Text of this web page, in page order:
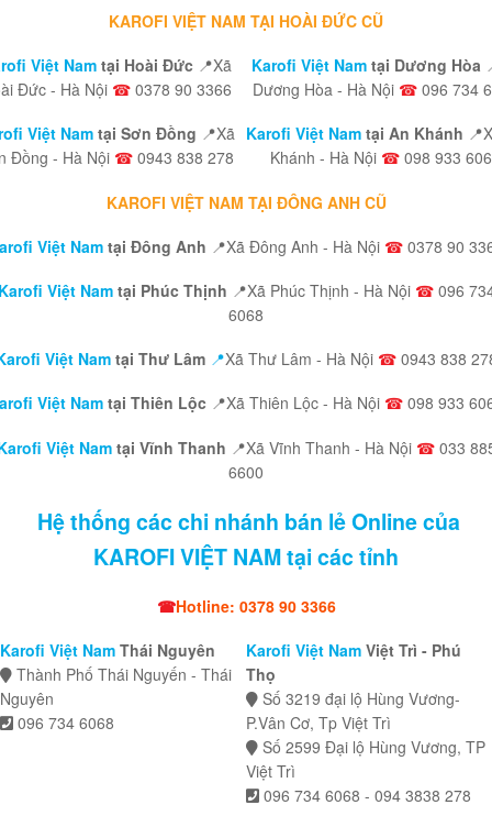
KAROFI VIỆT NAM TẠI HOÀI ĐỨC CŨ
Việt Nam tại Hoài Đức 📍Xã
Đức - Hà Nội ☎ 0378 90 3366
Karofi Việt Nam tại Dương Hòa
Dương Hòa - Hà Nội ☎ 096 734
Việt Nam tại Sơn Đồng 📍Xã
Đồng - Hà Nội ☎ 0943 838 278
Karofi Việt Nam tại An Khánh
Khánh - Hà Nội ☎ 098 933
KAROFI VIỆT NAM TẠI ĐÔNG ANH CŨ
Việt Nam tại Đông Anh 📍Xã Đông Anh - Hà Nội ☎ 0378 90
Việt Namtại Phúc Thịnh 📍Xã Phúc Thịnh - Hà Nội ☎096
6068
Việt Namtại Thư Lâm 📍Xã Thư Lâm - Hà Nội ☎ 0943 838
Việt Nam tại Thiên Lộc 📍Xã Thiên Lộc - Hà Nội ☎ 098 933
Việt Namtại Vĩnh Thanh 📍Xã Vĩnh Thanh - Hà Nội ☎033
6600
Hệ thống các chi nhánh bán lẻ Online của
KAROFI VIỆT NAM tại các tỉnh
☎Hotline: 0378 90 3366
Karofi Việt Nam Thái Nguyên
Thành Phố Thái Nguyến - Thái
Nguyên
096 734 6068
Karofi Việt Nam Việt Trì - Phú
Thọ
Số 3219 đại lộ Hùng Vương-
P.Vân Cơ, Tp Việt Trì
Số 2599 Đại lộ Hùng Vương, TP
Việt Trì
096 734 6068 - 094 3838 278